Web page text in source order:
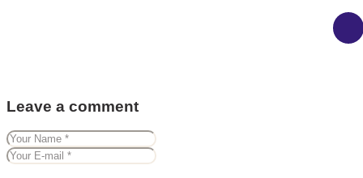
Leave a comment